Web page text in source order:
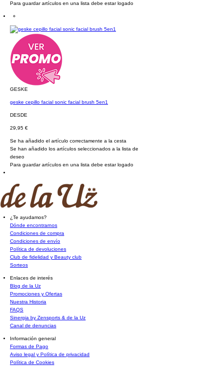
Para guardar artículos en una lista debe estar logado
GESKE
geske cepillo facial sonic facial brush 5en1
DESDE
29,95 €
Se ha añadido el artículo correctamente a la cesta
Se han añadido los artículos seleccionados a la lista de
deseo
Para guardar artículos en una lista debe estar logado
¿Te ayudamos?
Dónde encontrarnos
Condiciones de compra
Condiciones de envío
Política de devoluciones
Club de fidelidad y Beauty club
Sorteos
Enlaces de interés
Blog de la Uz
Promociones y Ofertas
Nuestra Historia
FAQS
Sinergia by Zensports & de la Uz
Canal de denuncias
Información general
Formas de Pago
Aviso legal y Política de privacidad
Política de Cookies